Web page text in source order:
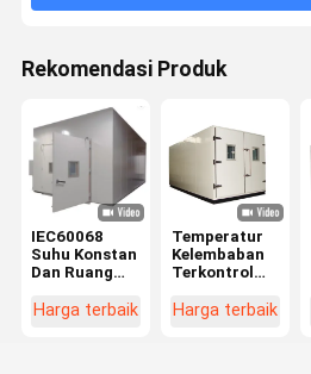
Rekomendasi Produk
IEC60068
Suhu Konstan
Dan Ruang
Berjalan Di
Harga terbaik
Temperatur
Kelembaban
Terkontrol
Lingkungan
Harga terbaik